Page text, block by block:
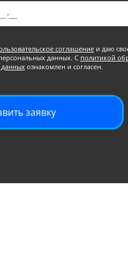
соглашениеи даю
данных. С политикой
ознакомлен и согласен.